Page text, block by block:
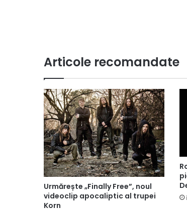
Articole recomandate
Urmărește „Finally Free”, noul
videoclip apocaliptic al trupei
Korn